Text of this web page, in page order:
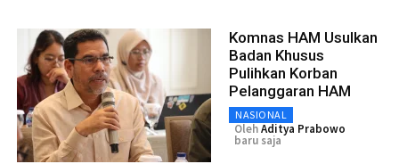
Komnas HAM Usulkan
Badan Khusus
Pulihkan Korban
Pelanggaran HAM
NASIONAL
OlehAditya Prabowo
baru saja